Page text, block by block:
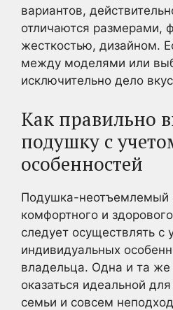
вариантов,
отличаются размерами,
жесткостью, дизайном.
между моделями или
исключительно дело
Как правильно
подушку с
особенностей
Подушка-неотъемлемый
комфортного и
следует осуществлять с
индивидуальных
владельца. Одна и та
оказаться идеальной
семьи и совсем